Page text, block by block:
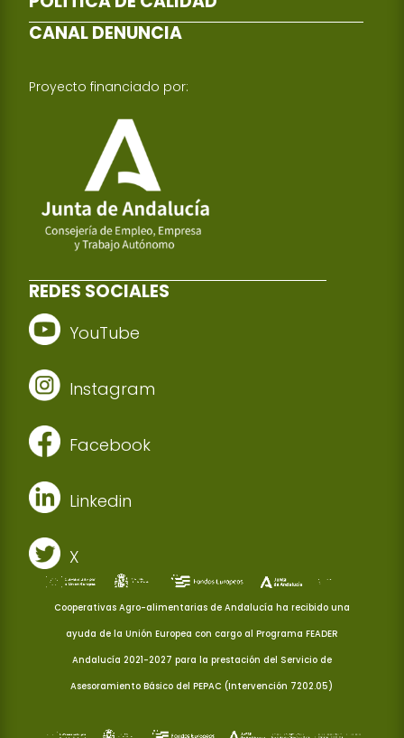
CANAL DENUNCIA
Proyecto financiado por:
REDES SOCIALES
YouTube
Instagram
Facebook
Linkedin
X
Cooperativas Agro-alimentarias de Andalucía ha recibido una
ayuda de la Unión Europea con cargo al Programa FEADER
Andalucía 2021-2027 para la prestación del Servicio de
Asesoramiento Básico del PEPAC (Intervención 7202.05)